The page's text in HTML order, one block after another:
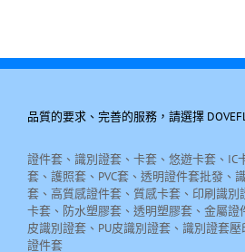
品質的要求、完善的服務，請選擇
證件套、識別證套、卡套、悠遊卡套、IC
套、護照套、PVC套、透明證件套批發、
套、高質感證件套、質感卡套、印刷識別
卡套、防水塑膠套、透明塑膠套、金屬證
皮識別證套、PU皮識別證套、識別證套
證件套